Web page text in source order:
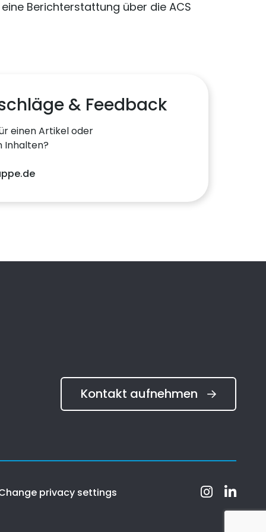
Berichterstattung über die ACS
& Feedback
einen Artikel oder
Inhalten?
Kontakt aufnehmen
privacy settings